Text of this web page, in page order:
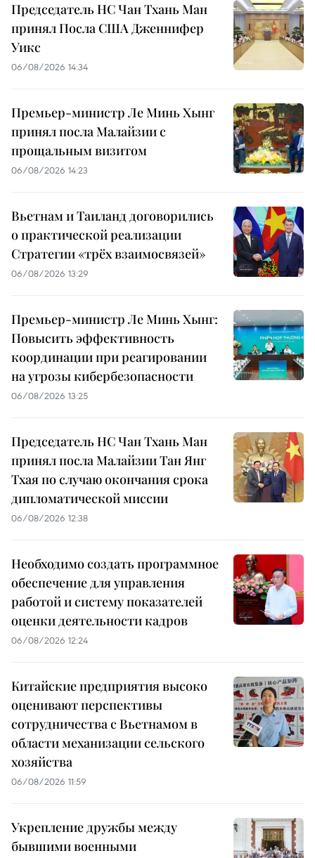
Председатель НС Чан Тхань Ман
принял Посла США Дженнифер
Уикс
06/08/2026 14:34
Премьер-министр Ле Минь Хынг
принял посла Малайзии с
прощальным визитом
06/08/2026 14:23
Вьетнам и Таиланд договорились
о практической реализации
Стратегии «трёх взаимосвязей»
06/08/2026 13:29
Премьер-министр Ле Минь Хынг:
Повысить эффективность
координации при реагировании
на угрозы кибербезопасности
06/08/2026 13:25
Председатель НС Чан Тхань Ман
принял посла Малайзии Тан Янг
Тхая по случаю окончания срока
дипломатической миссии
06/08/2026 12:38
Необходимо создать программное
обеспечение для управления
работой и систему показателей
оценки деятельности кадров
06/08/2026 12:24
Китайские предприятия высоко
оценивают перспективы
сотрудничества с Вьетнамом в
области механизации сельского
хозяйства
06/08/2026 11:59
Укрепление дружбы между
бывшими военными